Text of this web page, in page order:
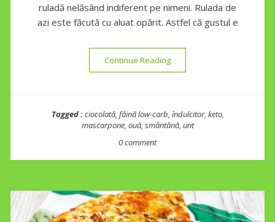
ruladă nelăsând indiferent pe nimeni. Rulada de
azi este făcută cu aluat opărit. Astfel că gustul e
Continue Reading“Ruladă ecler cu cremă de
Tagged :ciocolată, făină low-carb, îndulcitor, keto,
mascarpone, ouă, smântână, unt
0 comment